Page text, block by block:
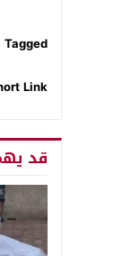
Tagged
Link
قد